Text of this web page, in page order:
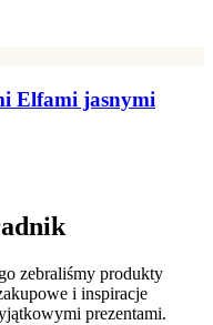
Elfami jasnymi
zebraliśmy produkty
i inspiracje
prezentami.